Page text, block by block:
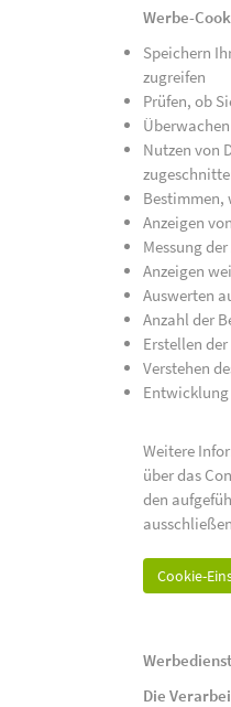
Werbe-
Speichern
zugreifen
Prüfen, ob
Nutzen von
Bestimmen,
Anzeigen
Messung
Anzeigen
Auswerten
Anzahl der
Erstellen
Verstehen
Entwicklung
Weitere
über das
den
Cookie-
Die